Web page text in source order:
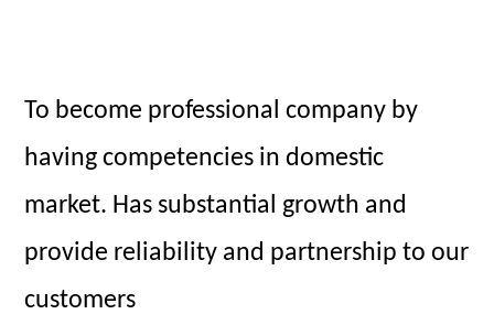
To become professional company by
having competencies in domestic
market. Has substantial growth and
provide reliability and partnership to our
customers